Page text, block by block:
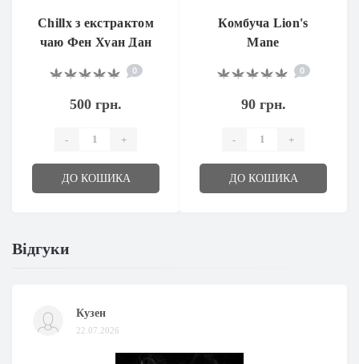
Chillx з екстрактом
чаю Фен Хуан Дан
Цун та CBG
0
500 грн.
- +
ДО КОШИКА
Комбуча Lion's
Mane
0
90 грн.
- +
ДО КОШИКА
Відгуки
Кузен
22.07.2026